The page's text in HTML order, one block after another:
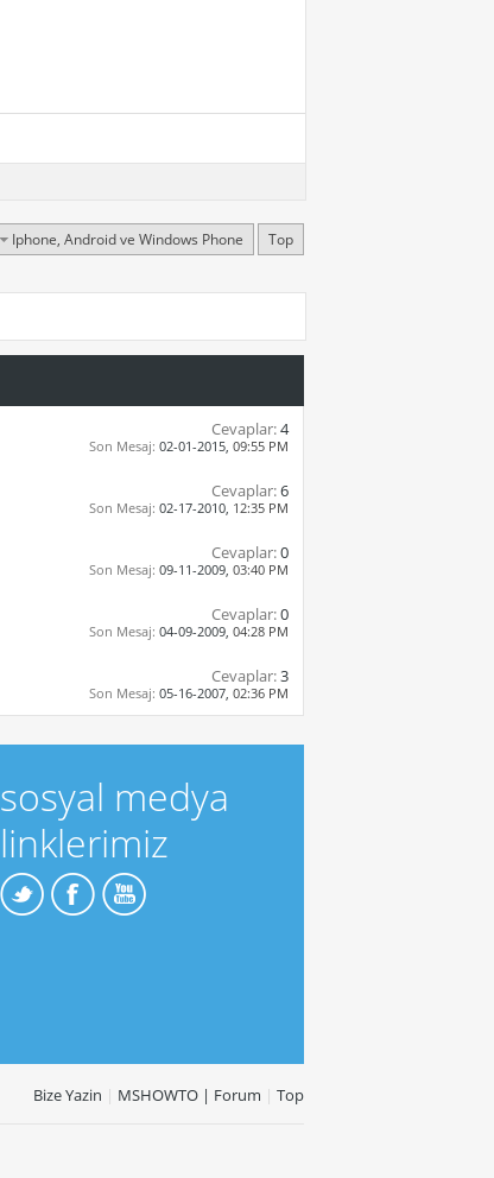
Iphone, Android ve Windows Phone Top
Cevaplar:4
Son Mesaj: 02-01-2015, 09:55 PM
Cevaplar:6
Son Mesaj: 02-17-2010, 12:35 PM
Cevaplar:0
Son Mesaj: 09-11-2009, 03:40 PM
Cevaplar:0
Son Mesaj: 04-09-2009, 04:28 PM
Cevaplar:3
Son Mesaj: 05-16-2007, 02:36 PM
sosyal medya
linklerimiz
Bize Yazin | MSHOWTO | Forum | Top